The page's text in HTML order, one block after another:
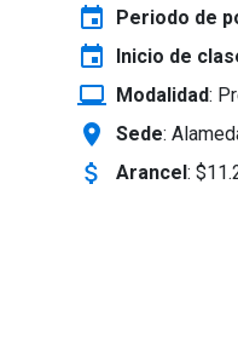
event Periodo de
event Inicio de
laptop_windows Modalidad:
location_on Sede:
attach_money Arancel: